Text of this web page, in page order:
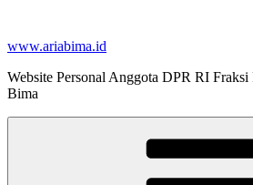
content
www.ariabima.id
Website Personal Anggota DPR RI
Bima